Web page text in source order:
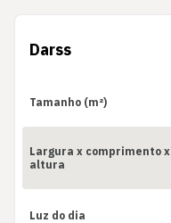
Darss
Tamanho (m²)
Largura x comprimento x
altura
Luz do dia